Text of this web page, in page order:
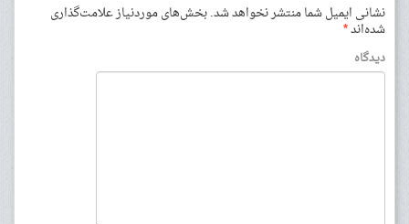
نشانی ایمیل شما منتشر نخواهد شد.بخش‌های موردنیاز علامت‌گذاری
شده‌اند*
دیدگاه